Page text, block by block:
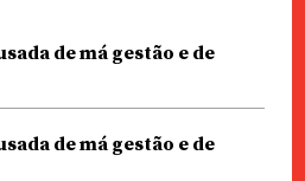
de má gestão e de
de má gestão e de